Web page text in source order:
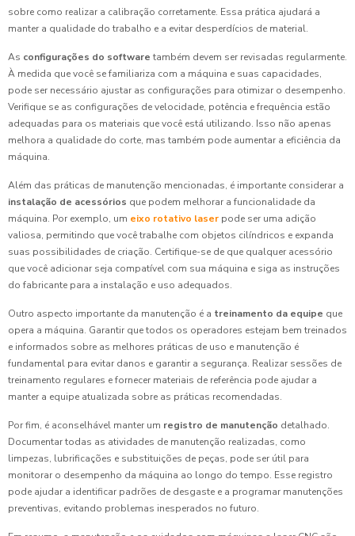
sobre como realizar a calibração corretamente. Essa prática ajudará a
manter a qualidade do trabalho e a evitar desperdícios de material.
As configurações do software também devem ser revisadas regularmente.
À medida que você se familiariza com a máquina e suas capacidades,
pode ser necessário ajustar as configurações para otimizar o desempenho.
Verifique se as configurações de velocidade, potência e frequência estão
adequadas para os materiais que você está utilizando. Isso não apenas
melhora a qualidade do corte, mas também pode aumentar a eficiência da
máquina.
Além das práticas de manutenção mencionadas, é importante considerar a
instalação de acessórios que podem melhorar a funcionalidade da
máquina. Por exemplo, um eixo rotativo laser pode ser uma adição
valiosa, permitindo que você trabalhe com objetos cilíndricos e expanda
suas possibilidades de criação. Certifique-se de que qualquer acessório
que você adicionar seja compatível com sua máquina e siga as instruções
do fabricante para a instalação e uso adequados.
Outro aspecto importante da manutenção é a treinamento da equipe que
opera a máquina. Garantir que todos os operadores estejam bem treinados
e informados sobre as melhores práticas de uso e manutenção é
fundamental para evitar danos e garantir a segurança. Realizar sessões de
treinamento regulares e fornecer materiais de referência pode ajudar a
manter a equipe atualizada sobre as práticas recomendadas.
Por fim, é aconselhável manter um registro de manutenção detalhado.
Documentar todas as atividades de manutenção realizadas, como
limpezas, lubrificações e substituições de peças, pode ser útil para
monitorar o desempenho da máquina ao longo do tempo. Esse registro
pode ajudar a identificar padrões de desgaste e a programar manutenções
preventivas, evitando problemas inesperados no futuro.